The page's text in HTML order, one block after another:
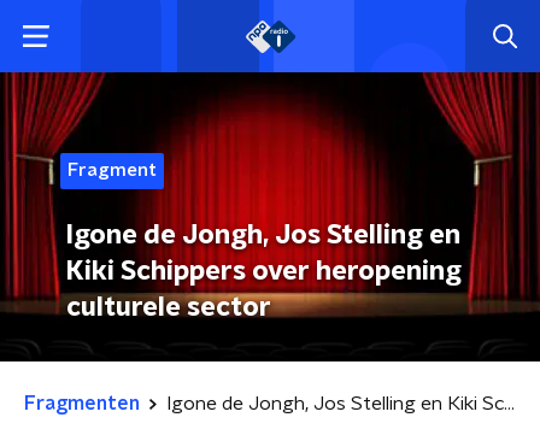
Fragment
Igone de Jongh, Jos Stelling en
Kiki Schippers over heropening
culturele sector
Fragmenten Igone de Jongh, Jos Stelling en Kiki Schippers over heropening culturele sector